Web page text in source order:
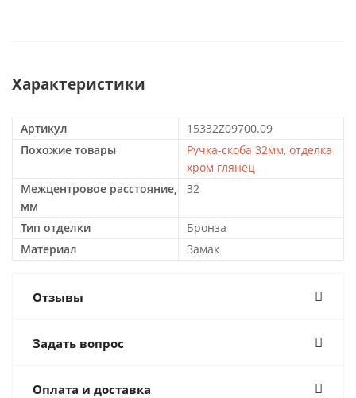
Характеристики
Артикул
15332Z09700.09
Похожие товары
Ручка-скоба 32мм, отделка
хром глянец
Межцентровое расстояние,
мм
32
Тип отделки
Бронза
Материал
Замак
Отзывы
Задать вопрос
Оплата и доставка